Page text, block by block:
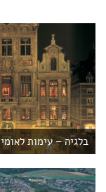
בלגיה – עימות לאומי